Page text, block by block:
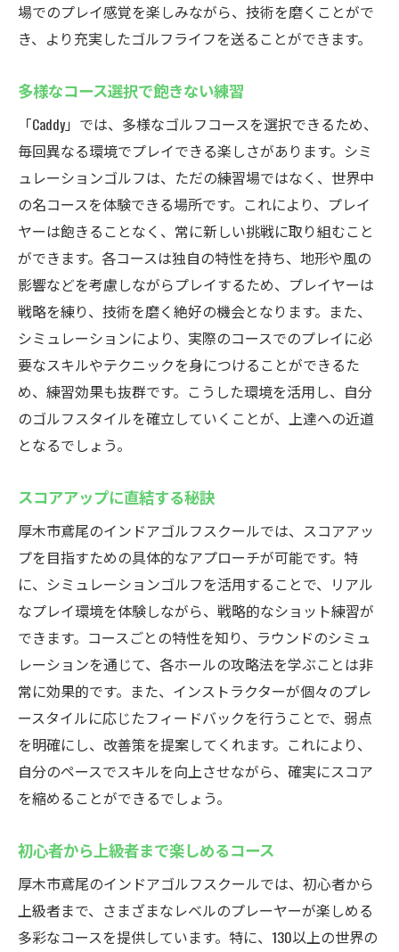
場でのプレイ感覚を楽しみながら、技術を磨くことがで
き、より充実したゴルフライフを送ることができます。
多様なコース選択で飽きない練習
「Caddy」では、多様なゴルフコースを選択できるため、
毎回異なる環境でプレイできる楽しさがあります。シミ
ュレーションゴルフは、ただの練習場ではなく、世界中
の名コースを体験できる場所です。これにより、プレイ
ヤーは飽きることなく、常に新しい挑戦に取り組むこと
ができます。各コースは独自の特性を持ち、地形や風の
影響などを考慮しながらプレイするため、プレイヤーは
戦略を練り、技術を磨く絶好の機会となります。また、
シミュレーションにより、実際のコースでのプレイに必
要なスキルやテクニックを身につけることができるた
め、練習効果も抜群です。こうした環境を活用し、自分
のゴルフスタイルを確立していくことが、上達への近道
となるでしょう。
スコアアップに直結する秘訣
厚木市鳶尾のインドアゴルフスクールでは、スコアアッ
プを目指すための具体的なアプローチが可能です。特
に、シミュレーションゴルフを活用することで、リアル
なプレイ環境を体験しながら、戦略的なショット練習が
できます。コースごとの特性を知り、ラウンドのシミュ
レーションを通じて、各ホールの攻略法を学ぶことは非
常に効果的です。また、インストラクターが個々のプレ
ースタイルに応じたフィードバックを行うことで、弱点
を明確にし、改善策を提案してくれます。これにより、
自分のペースでスキルを向上させながら、確実にスコア
を縮めることができるでしょう。
初心者から上級者まで楽しめるコース
厚木市鳶尾のインドアゴルフスクールでは、初心者から
上級者まで、さまざまなレベルのプレーヤーが楽しめる
多彩なコースを提供しています。特に、130以上の世界の